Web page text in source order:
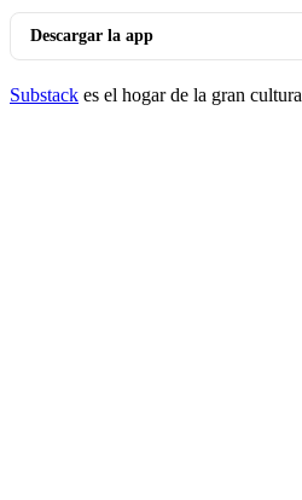
Descargar la app
Substack es el hogar de la gran cultura